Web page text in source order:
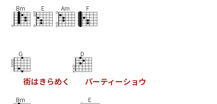
Bm E Am F
G
街はきらめく
D
パーティーショウ
Bm E